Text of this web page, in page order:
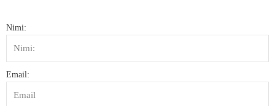
Nimi:
Email: